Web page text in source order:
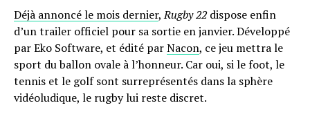
Déjà annoncé le mois dernier,Rugby 22dispose enfin
d’un trailer officiel pour sa sortie en janvier. Développé
par Eko Software, et édité parNacon, ce jeu mettra le
sport du ballon ovale à l’honneur. Car oui, si le foot, le
tennis et le golf sont surreprésentés dans la sphère
vidéoludique, le rugby lui reste discret.